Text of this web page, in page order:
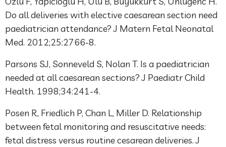
Do all deliveries with elective caesarean section need
paediatrician attendance? J Matern Fetal Neonatal
Med. 2012;25:2766-8.
Parsons SJ, Sonneveld S, Nolan T. Is a paediatrician
needed at all caesarean sections? J Paediatr Child
Health. 1998;34:241-4.
Posen R, Friedlich P, Chan L, Miller D. Relationship
between fetal monitoring and resuscitative needs:
fetal distress versus routine cesarean deliveries. J